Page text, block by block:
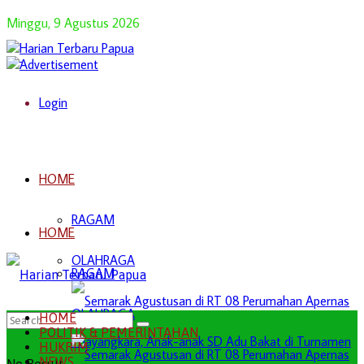
Minggu, 9 Agustus 2026
Login
HOME
RAGAM
OLAHRAGA
HOME
RAGAM
OLAHRAGA
HOME
POLITIK & PEMERINTAHAN
HUKRIM